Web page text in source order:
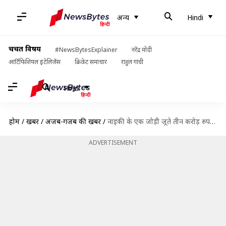
अन्य Hindi
चर्चित विषय #NewsBytesExplainer
नरेंद्र मोदी
आर्टिफिशियल इंटेलिजेंस
क्रिकेट समाचार राहुल गांधी
Hindi
होम / खबरें / अजब-गजब की खबरें / नाइकी के एक जोड़ी जूते तीन करोड़ रुपये में हुए नीलाम, जानिए क्या है ख़ास
ADVERTISEMENT